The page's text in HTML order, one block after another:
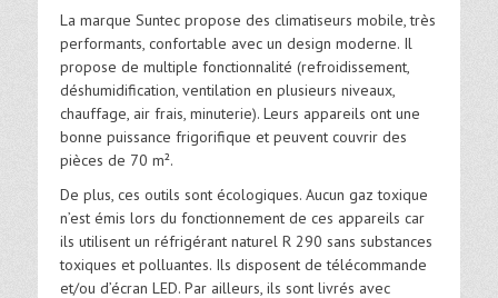
La marque Suntec propose des climatiseurs mobile, très
performants, confortable avec un design moderne. Il
propose de multiple fonctionnalité (refroidissement,
déshumidification, ventilation en plusieurs niveaux,
chauffage, air frais, minuterie). Leurs appareils ont une
bonne puissance frigorifique et peuvent couvrir des
pièces de 70 m².
De plus, ces outils sont écologiques. Aucun gaz toxique
n’est émis lors du fonctionnement de ces appareils car
ils utilisent un réfrigérant naturel R 290 sans substances
toxiques et polluantes. Ils disposent de télécommande
et/ou d’écran LED. Par ailleurs, ils sont livrés avec